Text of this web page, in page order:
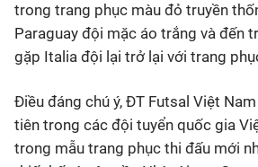
trong trang phục màu đỏ truyền
Paraguay đội mặc áo trắng và đến
gặp Italia đội lại trở lại với trang
Điều đáng chú ý, ĐT Futsal Việt
tiên trong các đội tuyển quốc gia
trong mẫu trang phục thi đấu mới